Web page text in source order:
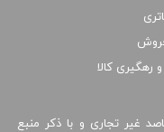
غیر تجاری و با ذکر منبع
رهگیری کالا